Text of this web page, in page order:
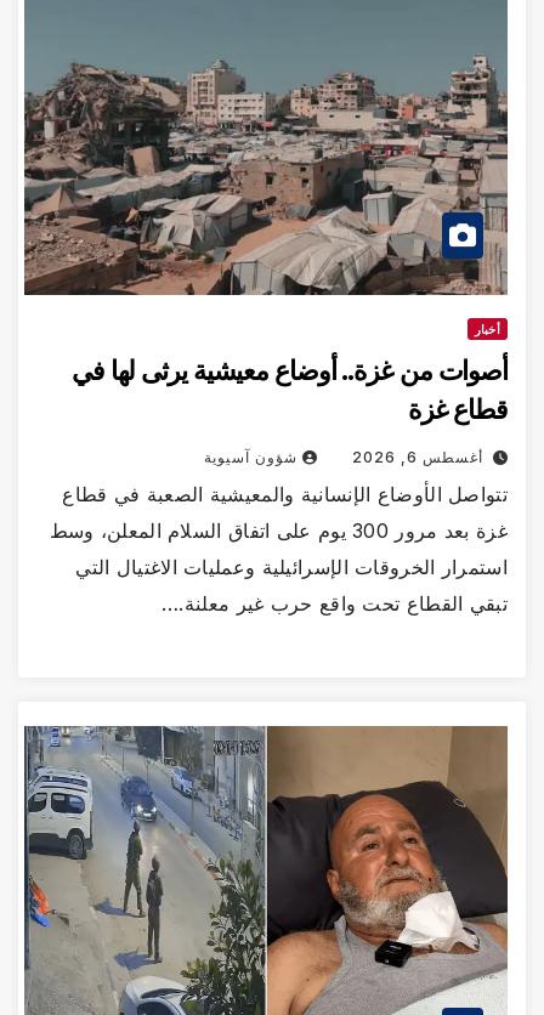
أخبار
أصوات من غزة.. أوضاع معيشية يرثى لها في
قطاع غزة
أغسطس 6, 2026 شؤون آسيوية
تتواصل الأوضاع الإنسانية والمعيشية الصعبة في قطاع
غزة بعد مرور 300 يوم على اتفاق السلام المعلن، وسط
استمرار الخروقات الإسرائيلية وعمليات الاغتيال التي
تبقي القطاع تحت واقع حرب غير معلنة.…